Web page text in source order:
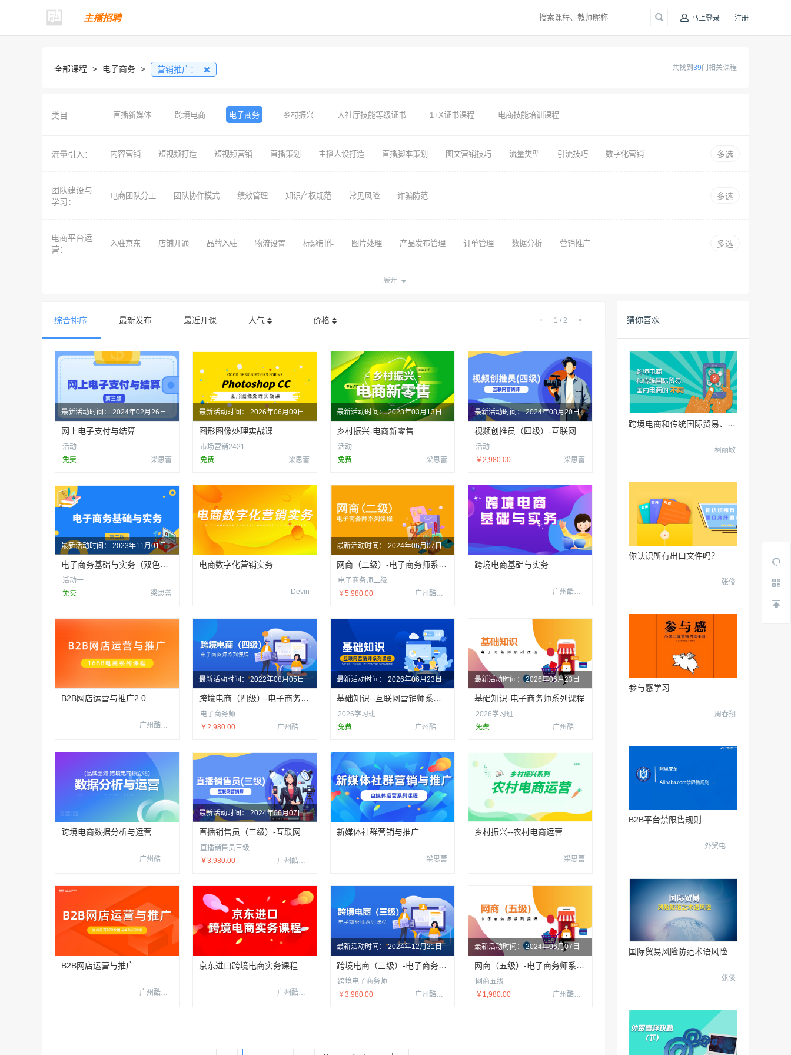
主播招聘 马上登录 注册
全部课程 > 电子商务 > 营销推广： 共找到 39门相关课程
类目 直播新媒体 跨境电商 电子商务 乡村振兴 人社厅技能等级证书 1+X证书课程 电商技能培训课程
流量引入： 内容营销 短视频打造 短视频营销 直播策划 主播人设打造 直播脚本策划 图文营销技巧 流量类型 引流技巧 数字化营销 多选
团队建设与
学习：
电商团队分工 团队协作模式 绩效管理 知识产权规范 常见风险 诈骗防范 多选
电商平台运
营：
入驻京东 店铺开通 品牌入驻 物流设置 标题制作 图片处理 产品发布管理 订单管理 数据分析 营销推广 多选
展开
综合排序 最新发布 最近开课 人气 价格 < 1 / 2 >
最新活动时间： 2024年02月26日
网上电子支付与结算
活动一
免费
梁思蕾
最新活动时间： 2026年06月09日
图形图像处理实战课
市场营销2421
免费
梁思蕾
最新活动时间：2023年03月13日
乡村振兴-电商新零售
活动一
免费
梁思蕾
最新活动时间：2024年08月20日
活动一
￥2,980.00
梁思蕾
最新活动时间： 2023年11月01日
活动一
免费
梁思蕾
电商数字化营销实务
Devin
最新活动时间： 2024年06月07日
电子商务师二级
￥5,980.00
广州酷校信息科技有限公司
跨境电商基础与实务
广州酷校信息科技有限公司
B2B网店运营与推广2.0
广州酷校信息科技有限公司
最新活动时间：2022年08月05日
电子商务师
￥2,980.00
广州酷校信息科技有限公司
最新活动时间： 2026年06月23日
2026学习班
免费
广州酷校信息科技有限公司
最新活动时间：2026年06月23日
基础知识-电子商务师系列课程
2026学习班
免费
广州酷校信息科技有限公司
跨境电商数据分析与运营
广州酷校信息科技有限公司
最新活动时间：2024年06月07日
直播销售员三级
￥3,980.00
广州酷校信息科技有限公司
新媒体社群营销与推广
梁思蕾
乡村振兴--农村电商运营
梁思蕾
B2B网店运营与推广
广州酷校信息科技有限公司
京东进口跨境电商实务课程
广州酷校信息科技有限公司
最新活动时间：2024年12月21日
跨境电子商务师
￥3,980.00
广州酷校信息科技有限公司
最新活动时间：2024年06月07日
网商五级
￥1,980.00
广州酷校信息科技有限公司
猜你喜欢
柯丽敏
你认识所有出口文件吗？
张俊
参与感学习
周春翔
B2B平台禁限售规则
国际贸易风险防范术语风险
张俊